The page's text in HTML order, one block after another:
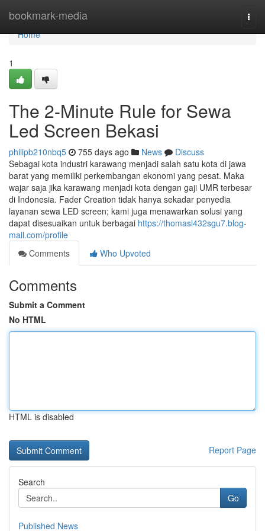
bookmark-media
Home
Home
1
The 2-Minute Rule for Sewa
Led Screen Bekasi
philipb210nbq5 755 days ago News
Discuss
Sebagai kota industri karawang menjadi salah satu kota di jawa
barat yang memiliki perkembangan ekonomi yang pesat. Maka
wajar saja jika karawang menjadi kota dengan gaji UMR terbesar
di Indonesia. Fader Creation tidak hanya sekadar penyedia
layanan sewa LED screen; kami juga menawarkan solusi yang
dapat disesuaikan untuk berbagai https://thomasl432sgu7.blog-
mall.com/profile
Comments
Who Upvoted
Comments
Submit a Comment
No HTML
HTML is disabled
Report Page
Search
Go
Published News